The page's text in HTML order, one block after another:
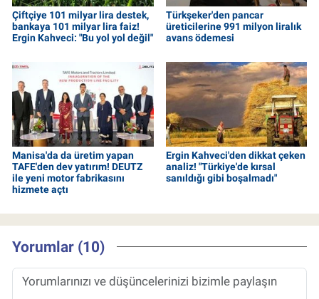
Çiftçiye 101 milyar lira destek,
bankaya 101 milyar lira faiz!
Ergin Kahveci: "Bu yol yol değil"
Türkşeker'den pancar
üreticilerine 991 milyon liralık
avans ödemesi
Manisa'da da üretim yapan
TAFE'den dev yatırım! DEUTZ
ile yeni motor fabrikasını
hizmete açtı
Ergin Kahveci'den dikkat çeken
analiz! "Türkiye'de kırsal
sanıldığı gibi boşalmadı"
Yorumlar (10)